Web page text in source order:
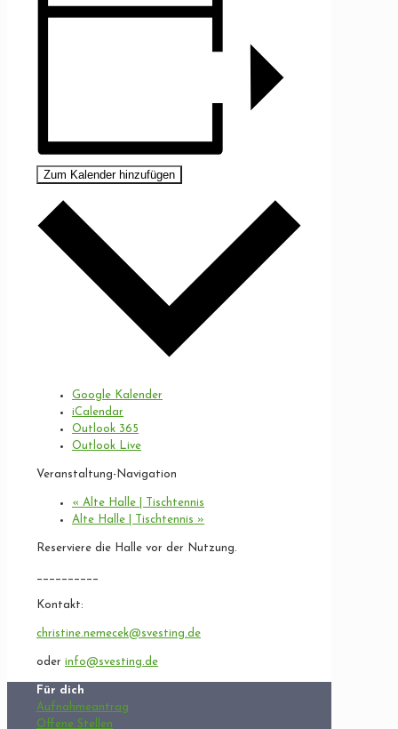
Zum Kalender hinzufügen
Google Kalender
iCalendar
Outlook 365
Outlook Live
Veranstaltung-Navigation
« Alte Halle | Tischtennis
Alte Halle | Tischtennis »
Reserviere die Halle vor der Nutzung.
__________
Kontakt:
christine.nemecek@svesting.de
oder info@svesting.de
Für dich
Aufnahmeantrag
Offene Stellen